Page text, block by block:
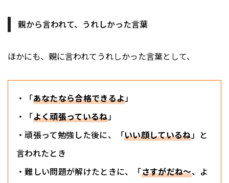
親から言われて、うれしかった言葉
ほかにも、親に言われてうれしかった言葉として、
・「あなたなら合格できるよ」
・「よく頑張っているね」
・頑張って勉強した後に、「いい顔しているね」と
言われたとき
・難しい問題が解けたときに、「さすがだね〜、よ